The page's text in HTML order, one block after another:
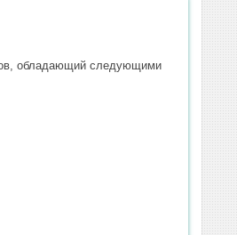
обладающий следующими